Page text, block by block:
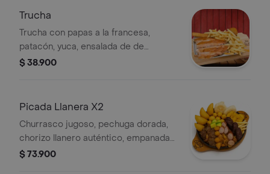
Trucha
Trucha con papas a la francesa,
patacón, yuca, ensalada de de
lechuga, tomate y aguacate.
$ 38.900
Picada Llanera X2
Churrasco jugoso, pechuga dorada,
chorizo llanero auténtico, empanadas
crocantes, arepas de queso, papa
$ 73.900